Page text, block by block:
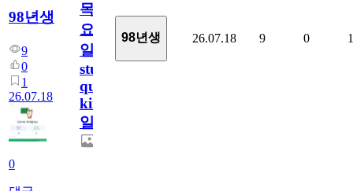
98년생
9
0
1
26.07.18
0
목
요
일/English
study
quiz
king758
일
98년생 26.07.18 9 0 1